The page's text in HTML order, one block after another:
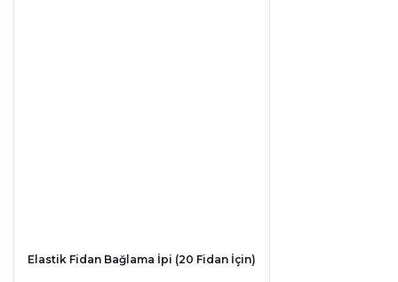
Elastik Fidan Bağlama İpi (20 Fidan İçin)